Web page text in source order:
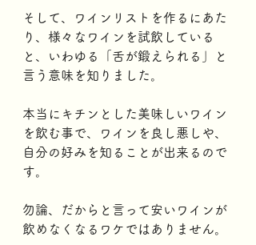
そして、ワインリストを作るにあた
り、様々なワインを試飲している
と、いわゆる「舌が鍛えられる」と
言う意味を知りました。
本当にキチンとした美味しいワイン
を飲む事で、ワインを良し悪しや、
自分の好みを知ることが出来るので
す。
勿論、だからと言って安いワインが
飲めなくなるワケではありません。